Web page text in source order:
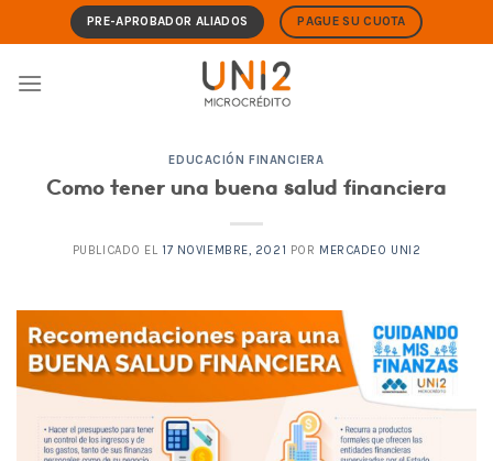
to
PRE-APROBADOR ALIADOS PAGUE SU CUOTA
EDUCACIÓN FINANCIERA
Como tener una buena salud financiera
PUBLICADO EL 17 NOVIEMBRE, 2021 POR MERCADEO UNI2